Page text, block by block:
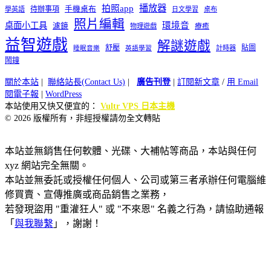
學英語 待辦事項 手機桌布 拍照app 播放器 日文學習 桌布
桌面小工具 濾鏡 照片編輯 物理遊戲 環境音 療癒
益智遊戲 睡眠音樂 舒壓 英語學習 解謎遊戲 計時器
貼圖
鬧鐘
關於本站 | 聯絡站長(Contact Us) | 廣告刊登| 訂閱新文章 / 用 Email
閱電子報 | WordPress
本站使用又快又便宜的： Vultr VPS 日本主機
© 2026 版權所有，非經授權請勿全文轉貼
本站並無銷售任何軟體、光碟、大補帖等商品，本站與任何
xyz 網站完全無關。
本站並無委託或授權任何個人、公司或第三者承辦任何電腦維
修買賣、宣傳推廣或商品銷售之業務，
若發現盜用 "重灌狂人" 或 "不來恩" 名義之行為，請協助通報
「 與我聯繫 」，謝謝！